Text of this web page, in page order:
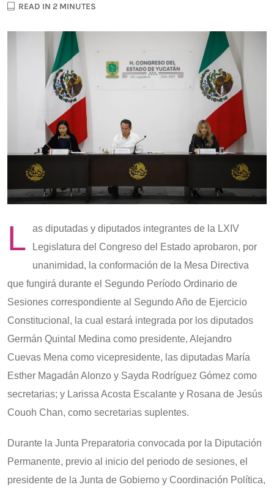
READ IN 2 MINUTES
L
as diputadas y diputados integrantes de la LXIV
Legislatura del Congreso del Estado aprobaron, por
unanimidad, la conformación de la Mesa Directiva
que fungirá durante el Segundo Período Ordinario de
Sesiones correspondiente al Segundo Año de Ejercicio
Constitucional, la cual estará integrada por los diputados
Germán Quintal Medina como presidente, Alejandro
Cuevas Mena como vicepresidente, las diputadas María
Esther Magadán Alonzo y Sayda Rodríguez Gómez como
secretarias; y Larissa Acosta Escalante y Rosana de Jesús
Couoh Chan, como secretarias suplentes.
Durante la Junta Preparatoria convocada por la Diputación
Permanente, previo al inicio del periodo de sesiones, el
presidente de la Junta de Gobierno y Coordinación Política,